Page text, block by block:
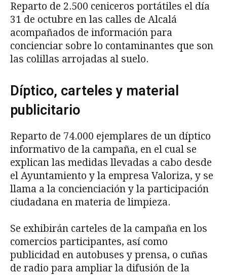
Reparto de 2.500 ceniceros portátiles el día
31 de octubre en las calles de Alcalá
acompañados de información para
concienciar sobre lo contaminantes que son
las colillas arrojadas al suelo.
Díptico, carteles y material
publicitario
Reparto de 74.000 ejemplares de un díptico
informativo de la campaña, en el cual se
explican las medidas llevadas a cabo desde
el Ayuntamiento y la empresa Valoriza, y se
llama a la concienciación y la participación
ciudadana en materia de limpieza.
Se exhibirán carteles de la campaña en los
comercios participantes, así como
publicidad en autobuses y prensa, o cuñas
de radio para ampliar la difusión de la